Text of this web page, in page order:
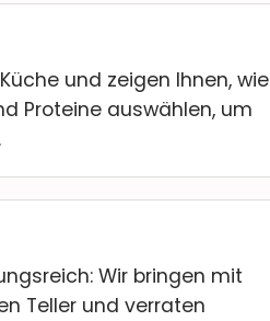
und zeigen Ihnen, wie
Proteine auswählen, um
Wir bringen mit
Teller und verraten